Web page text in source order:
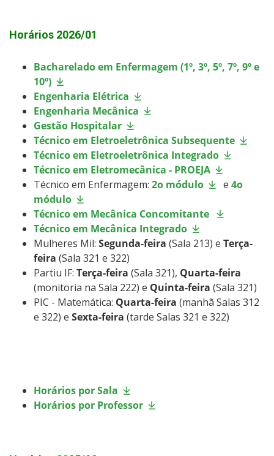
Horários 2026/01
Bacharelado em Enfermagem (1º, 3º, 5º, 7º, 9º e
10º)
Engenharia Elétrica
Engenharia Mecânica
Gestão Hospitalar
Técnico em Eletroeletrônica Subsequente
Técnico em Eletroeletrônica Integrado
Técnico em Eletromecânica - PROEJA
Técnico em Enfermagem: 2o módulo e 4o
módulo
Técnico em Mecânica Concomitante
Técnico em Mecânica Integrado
Mulheres Mil: Segunda-feira (Sala 213) e Terça-
feira (Sala 321 e 322)
Partiu IF: Terça-feira (Sala 321), Quarta-feira
(monitoria na Sala 222) e Quinta-feira (Sala 321)
PIC - Matemática: Quarta-feira (manhã Salas 312
e 322) e Sexta-feira (tarde Salas 321 e 322)
Horários por Sala
Horários por Professor